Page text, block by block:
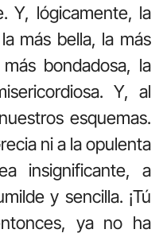
Y, lógicamente, la
más bella, la más
bondadosa, la
Y, al
esquemas.
ni a la opulenta
insignificante, a
y sencilla. ¡Tú
ya no ha